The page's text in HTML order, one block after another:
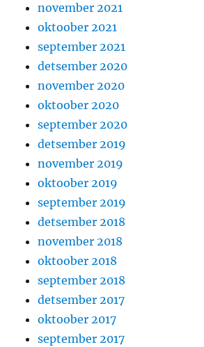
november 2021
oktoober 2021
september 2021
detsember 2020
november 2020
oktoober 2020
september 2020
detsember 2019
november 2019
oktoober 2019
september 2019
detsember 2018
november 2018
oktoober 2018
september 2018
detsember 2017
oktoober 2017
september 2017